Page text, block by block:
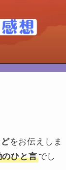
をお伝えしま
ひと言でし